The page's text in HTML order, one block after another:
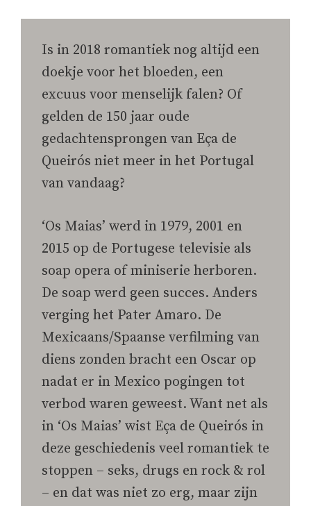
Is in 2018 romantiek nog altijd een
doekje voor het bloeden, een
excuus voor menselijk falen? Of
gelden de 150 jaar oude
gedachtensprongen van Eça de
Queirós niet meer in het Portugal
van vandaag?
‘Os Maias’ werd in 1979, 2001 en
2015 op de Portugese televisie als
soap opera of miniserie herboren.
De soap werd geen succes. Anders
verging het Pater Amaro. De
Mexicaans/Spaanse verfilming van
diens zonden bracht een Oscar op
nadat er in Mexico pogingen tot
verbod waren geweest. Want net als
in ‘Os Maias’ wist Eça de Queirós in
deze geschiedenis veel romantiek te
stoppen – seks, drugs en rock & rol
– en dat was niet zo erg, maar zijn